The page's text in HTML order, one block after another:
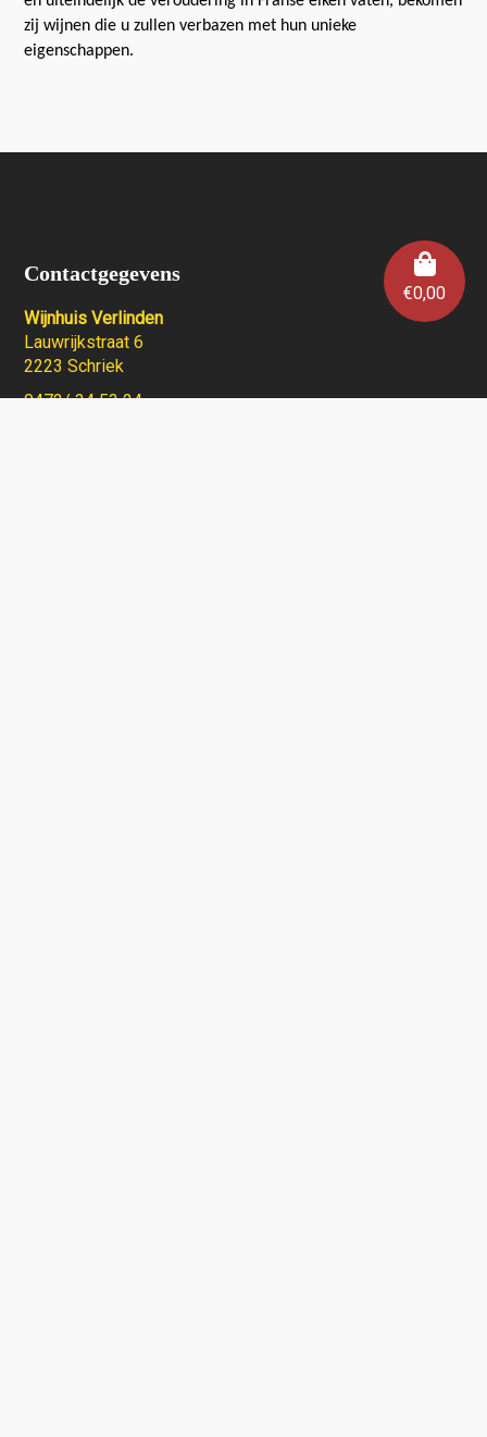
€0,00
zij wijnen die u zullen verbazen met hun unieke
eigenschappen.
Contactgegevens
Wijnhuis Verlinden
Lauwrijkstraat 6
2223 Schriek
0472/ 34 53 24